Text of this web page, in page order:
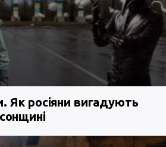
Як росіяни вигадують